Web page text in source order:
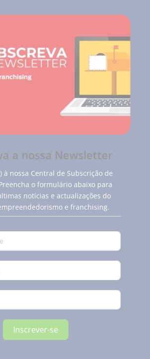
a nossa Newsletter
à nossa Central de Subscrição de
o formulário abaixo para
notícias e actualizações do
e franchising.
Inscrever-se